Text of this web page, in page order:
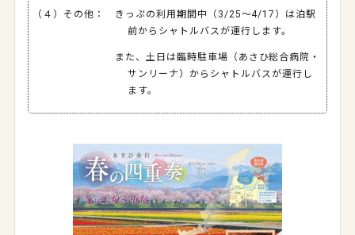
（４）その他： きっぷの利用期間中（3/25～4/17）は泊駅
前からシャトルバスが運行します。
また、土日は臨時駐車場（あさひ総合病院・
サンリーナ）からシャトルバスが運行し
ます。